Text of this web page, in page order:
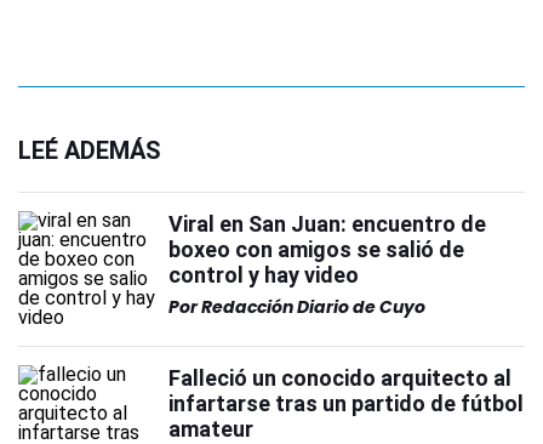
LEÉ ADEMÁS
Viral en San Juan: encuentro de
boxeo con amigos se salió de
control y hay video
PorRedacción Diario de Cuyo
Falleció un conocido arquitecto al
infartarse tras un partido de fútbol
amateur